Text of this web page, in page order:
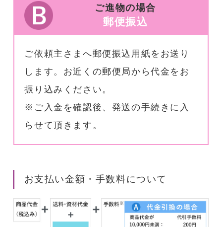
ご進物の場合
郵便振込
ご依頼主さまへ郵便振込用紙をお送り
します。お近くの郵便局から代金をお
振り込みください。
※ご入金を確認後、発送の手続きに入
らせて頂きます。
お支払い金額・手数料について